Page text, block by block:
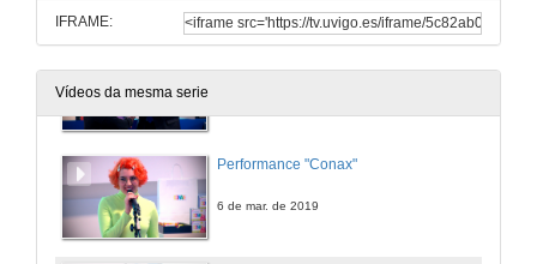
IFRAME:
Vídeos da mesma serie
Performance "Conax"
6 de mar. de 2019